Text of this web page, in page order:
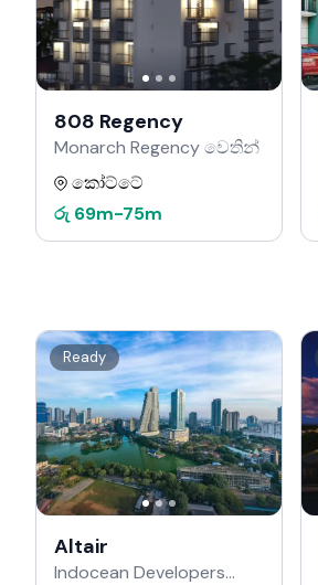
808 Regency
Monarch Regency වෙතින්
කෝට්ටේ
රු 69m-75m
Ready
Altair
Indocean Developers